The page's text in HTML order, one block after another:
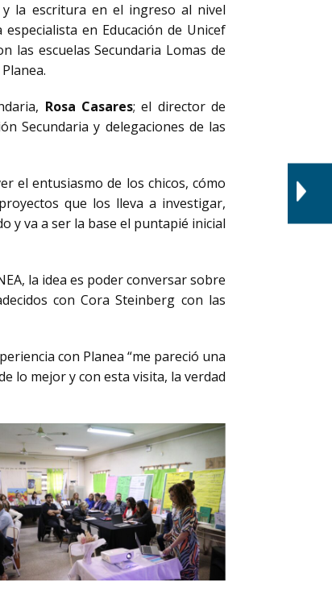
y la escritura en el ingreso al nivel
en Educación de Unicef
las escuelas Secundaria Lomas de
Rosa Casares; el director de
Secundaria y delegaciones de las
el entusiasmo de los chicos, cómo
que los lleva a investigar,
y va a ser la base el puntapié inicial
la idea es poder conversar sobre
con Cora Steinberg con las
con Planea “me pareció una
lo mejor y con esta visita, la verdad